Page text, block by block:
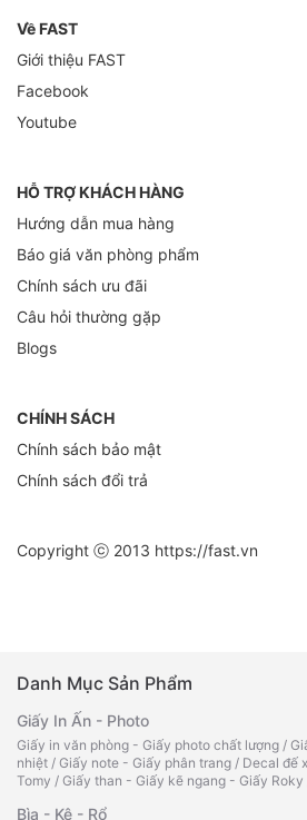
Về FAST
Giới thiệu FAST
Facebook
Youtube
HỖ TRỢ KHÁCH HÀNG
Hướng dẫn mua hàng
Báo giá văn phòng phẩm
Chính sách ưu đãi
Câu hỏi thường gặp
Blogs
CHÍNH SÁCH
Chính sách bảo mật
Chính sách đổi trả
Copyright ⓒ 2013 https://fast.vn
Danh Mục Sản Phẩm
Giấy In Ấn - Photo
Giấy in văn phòng - Giấy photo chất lượng /
nhiệt / Giấy note - Giấy phân trang / Decal đế
Tomy / Giấy than - Giấy kẽ ngang - Giấy Roky
Bìa - Kệ - Rổ